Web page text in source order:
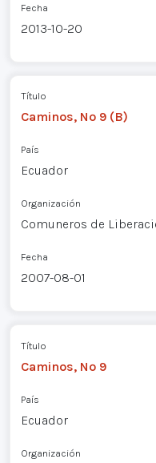
Fecha
2013-10-20
Título
Caminos, Nº 9 (B)
País
Ecuador
Organización
Comuneros de
Fecha
2007-08-01
Título
Caminos, Nº 9
País
Ecuador
Organización